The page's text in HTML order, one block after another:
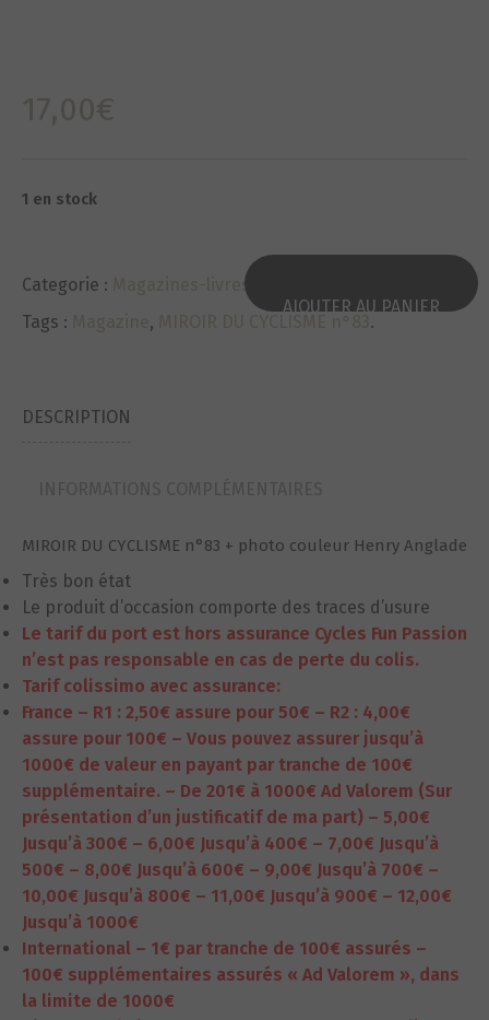
1 en stock
AJOUTER AU PANIER
Categorie : Magazines-livres/Magazines-Books
Tags :
, .
DESCRIPTION
MIROIR DU CYCLISME n°83 + photo couleur Henry Anglade
Très bon état
Le produit d’occasion comporte des traces d’usure
Le tarif du port est hors assurance Cycles Fun Passion
n’est pas responsable en cas de perte du colis.
Tarif colissimo avec assurance:
France – R1 : 2,50€ assure pour 50€ – R2 : 4,00€
assure pour 100€ – Vous pouvez assurer jusqu’à
1000€ de valeur en payant par tranche de 100€
supplémentaire. – De 201€ à 1000€ Ad Valorem (Sur
présentation d’un justificatif de ma part) – 5,00€
Jusqu’à 300€ – 6,00€ Jusqu’à 400€ – 7,00€ Jusqu’à
500€ – 8,00€ Jusqu’à 600€ – 9,00€ Jusqu’à 700€ –
10,00€ Jusqu’à 800€ – 11,00€ Jusqu’à 900€ – 12,00€
Jusqu’à 1000€
International – 1€ par tranche de 100€ assurés –
100€ supplémentaires assurés « Ad Valorem », dans
la limite de 1000€